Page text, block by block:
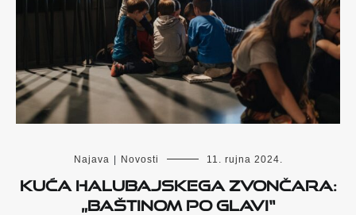
Najava | Novosti 11. rujna 2024.
Kuća halubajskega zvončara:
„Baštinom po glavi“